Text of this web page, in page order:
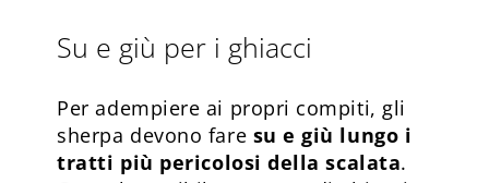
Su e giù per i ghiacci
Per adempiere ai propri compiti, gli
sherpa devono fare su e giù lungo i
tratti più pericolosi della scalata.